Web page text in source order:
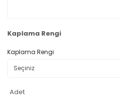
Kaplama Rengi
Kaplama Rengi
Adet